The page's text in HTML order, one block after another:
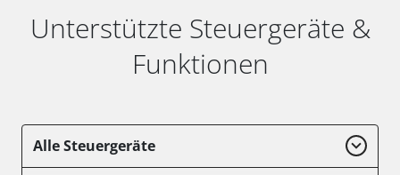
Unterstützte Steuergeräte &
Funktionen
Alle Steuergeräte